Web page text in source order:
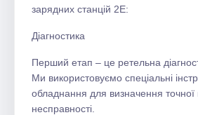
зарядних станцій 2E:
Діагностика
Перший етап – це ретельна
Ми використовуємо спеціальні
обладнання для визначення точної
несправності.